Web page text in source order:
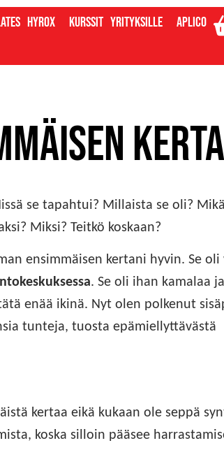
Hyrox Kurssit Yrityksille Aplico
se tapahtui? Millaista se oli?
Miksi? Teitkö koskaan?
ensimmäisen kertani hyvin. Se oli
. Se oli ihan kamalaa
enää ikinä. Nyt olen polkenut
tunteja, tuosta epämiellyttävästä
kertaa eikä kukaan ole seppä
koska silloin pääsee